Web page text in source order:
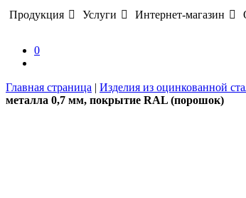
Продукция Услуги Интернет-магазин
0
Главная страница | Изделия из оцинкованной
металла 0,7 мм, покрытие RAL (порошок)